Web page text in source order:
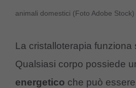
animali domestici (Foto Adobe Stock)
La cristalloterapia funziona
Qualsiasi corpo possiede
energetico che può